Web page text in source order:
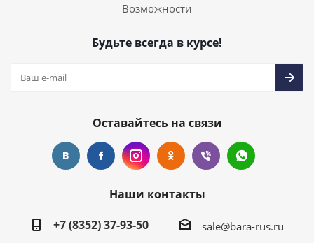
Возможности
Будьте всегда в курсе!
Оставайтесь на связи
Наши контакты
+7 (8352) 37-93-50
sale@bara-rus.ru